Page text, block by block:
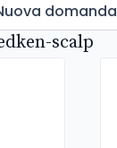
domanda
scalp